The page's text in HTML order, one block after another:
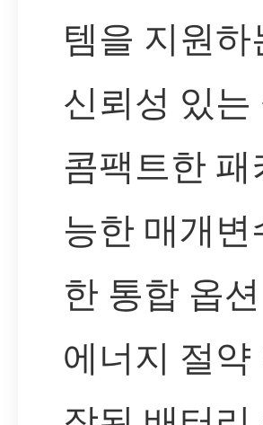
템을 지원
신뢰성 있는
콤팩트한
능한 매개
한 통합 옵션
에너지 절